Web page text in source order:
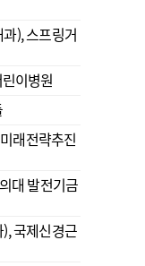
), 스프링거
이병원
래전략추진
대 발전기금
국제신경근